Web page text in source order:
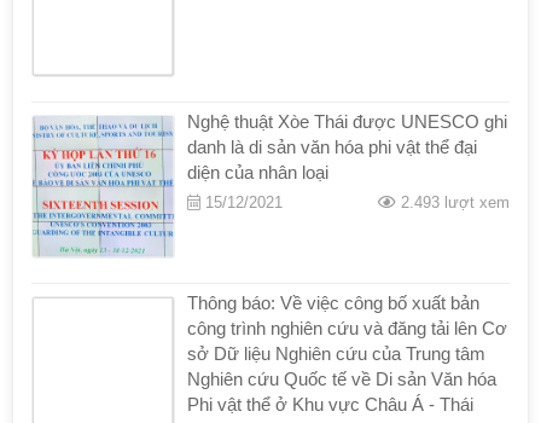
Nghệ thuật Xòe Thái được UNESCO ghi
danh là di sản văn hóa phi vật thể đại
diện của nhân loại
15/12/2021 2.493 lượt xem
Thông báo: Về việc công bố xuất bản
công trình nghiên cứu và đăng tải lên Cơ
sở Dữ liệu Nghiên cứu của Trung tâm
Nghiên cứu Quốc tế về Di sản Văn hóa
Phi vật thể ở Khu vực Châu Á - Thái